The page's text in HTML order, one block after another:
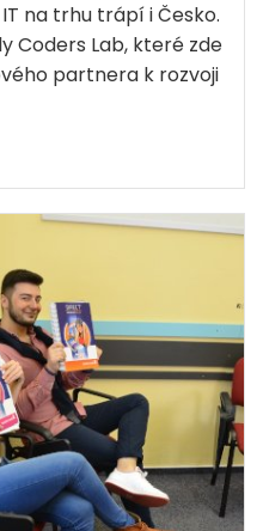
na trhu trápí i Česko.
Coders Lab, které zde
partnera k rozvoji